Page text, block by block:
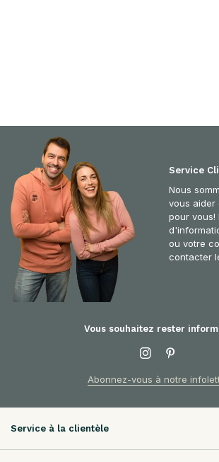
Service
Nous
vous aider
pour vous!
ou votre
contacter
Vous souhaitez rester
Abonnez-vous à notre
Service à la clientèle